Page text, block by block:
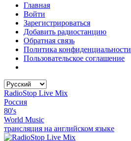
Главная
Войти
Зарегистрироваться
Добавить радиостанцию
Обратная связь
Политика конфиденциальности
Пользовательское соглашение
RadioStop Live Mix
Россия
80's
World Music
трансляция на английском языке